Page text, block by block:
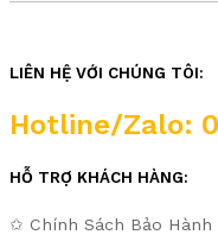
LIÊN HỆ VỚI CHÚNG TÔI:
Hotline/Zalo:
HỖ TRỢ KHÁCH HÀNG:
✩ Chính Sách Bảo Hành